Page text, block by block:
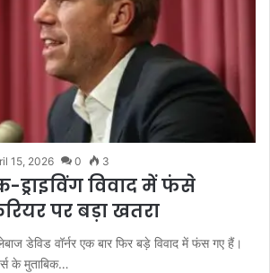
15, 2026 0 3
ड्राइविंग विवाद में फंसे
पर बड़ा खतरा
डेविड वॉर्नर एक बार फिर बड़े विवाद में फंस गए हैं।
के मुताबिक…